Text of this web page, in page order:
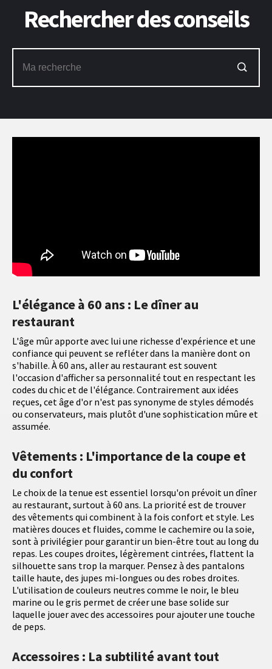
L'élégance à 60 ans : Le dîner au
restaurant
L'âge mûr apporte avec lui une richesse d'expérience et une
confiance qui peuvent se refléter dans la manière dont on
s'habille. À 60 ans, aller au restaurant est souvent
l'occasion d'afficher sa personnalité tout en respectant les
codes du chic et de l'élégance. Contrairement aux idées
reçues, cet âge d'or n'est pas synonyme de styles démodés
ou conservateurs, mais plutôt d'une sophistication mûre et
assumée.
Vêtements : L'importance de la coupe et
du confort
Le choix de la tenue est essentiel lorsqu'on prévoit un dîner
au restaurant, surtout à 60 ans. La priorité est de trouver
des vêtements qui combinent à la fois confort et style. Les
matières douces et fluides, comme le cachemire ou la soie,
sont à privilégier pour garantir un bien-être tout au long du
repas. Les coupes droites, légèrement cintrées, flattent la
silhouette sans trop la marquer. Pensez à des pantalons
taille haute, des jupes mi-longues ou des robes droites.
L'utilisation de couleurs neutres comme le noir, le bleu
marine ou le gris permet de créer une base solide sur
laquelle jouer avec des accessoires pour ajouter une touche
de peps.
Accessoires : La subtilité avant tout
Rechercher des conseils